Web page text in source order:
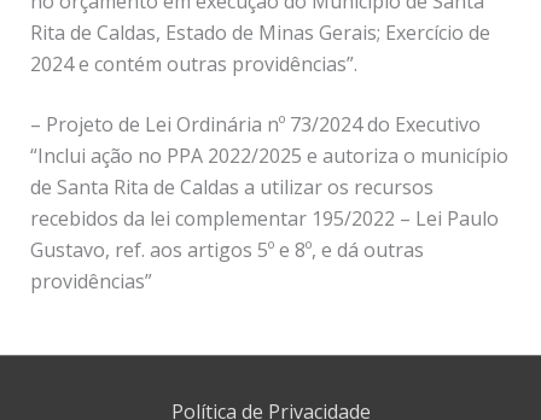
Rita de Caldas, Estado de Minas Gerais; Exercício de
2024 e contém outras providências”.
– Projeto de Lei Ordinária nº 73/2024 do Executivo
“Inclui ação no PPA 2022/2025 e autoriza o município
de Santa Rita de Caldas a utilizar os recursos
recebidos da lei complementar 195/2022 – Lei Paulo
Gustavo, ref. aos artigos 5º e 8º, e dá outras
providências”
Política de Privacidade